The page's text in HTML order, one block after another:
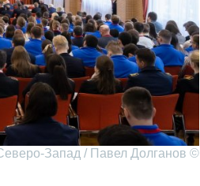
© Форпост Северо-Запад / Павел Долганов